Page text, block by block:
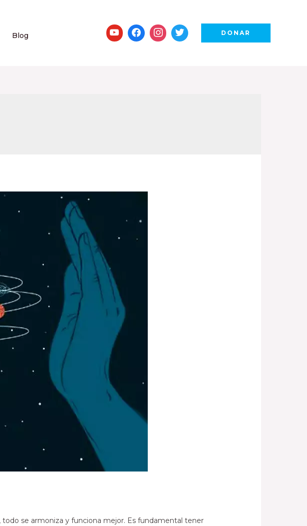
Blog DONAR
se armoniza y funciona mejor. Es fundamental tener